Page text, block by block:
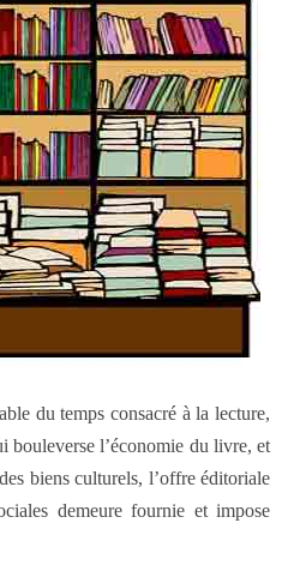
du temps consacré à la lecture,
bouleverse l’économie du livre, et
biens culturels, l’offre éditoriale
demeure fournie et impose